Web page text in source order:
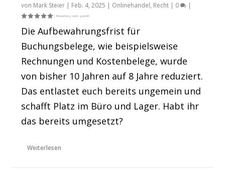
von Mark Steier | Feb. 4, 2025 | Onlinehandel, Recht | 0 |
Die Aufbewahrungsfrist für
Buchungsbelege, wie beispielsweise
Rechnungen und Kostenbelege, wurde
von bisher 10 Jahren auf 8 Jahre reduziert.
Das entlastet euch bereits ungemein und
schafft Platz im Büro und Lager. Habt ihr
das bereits umgesetzt?
Weiterlesen